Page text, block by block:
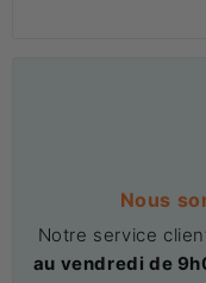
Nous
Notre service
au vendredi de